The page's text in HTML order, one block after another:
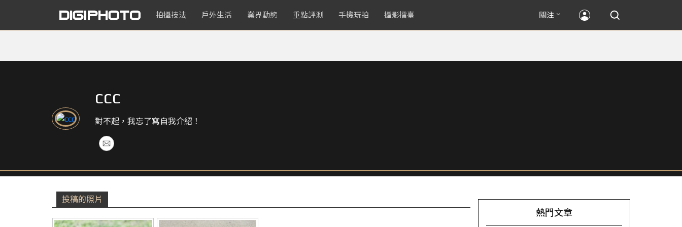
拍攝技法 戶外生活 業界動態 重點評測 手機玩拍 攝影擂臺 關注
ccc
對不起，我忘了寫自我介紹！
投稿的照片
熱門文章